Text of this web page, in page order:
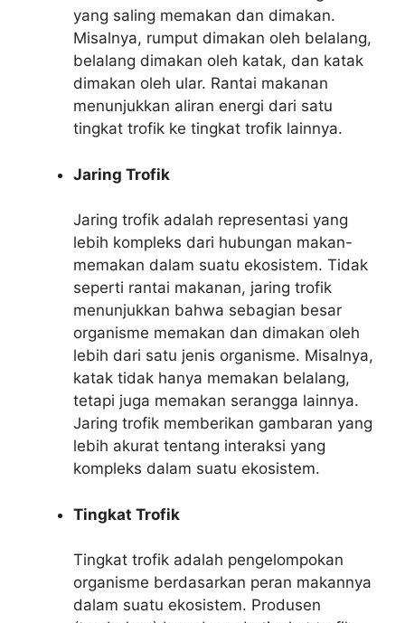
yang saling memakan dan dimakan.
Misalnya, rumput dimakan oleh belalang,
belalang dimakan oleh katak, dan katak
dimakan oleh ular. Rantai makanan
menunjukkan aliran energi dari satu
tingkat trofik ke tingkat trofik lainnya.
Jaring Trofik
Jaring trofik adalah representasi yang
lebih kompleks dari hubungan makan-
memakan dalam suatu ekosistem. Tidak
seperti rantai makanan, jaring trofik
menunjukkan bahwa sebagian besar
organisme memakan dan dimakan oleh
lebih dari satu jenis organisme. Misalnya,
katak tidak hanya memakan belalang,
tetapi juga memakan serangga lainnya.
Jaring trofik memberikan gambaran yang
lebih akurat tentang interaksi yang
kompleks dalam suatu ekosistem.
Tingkat Trofik
Tingkat trofik adalah pengelompokan
organisme berdasarkan peran makannya
dalam suatu ekosistem. Produsen